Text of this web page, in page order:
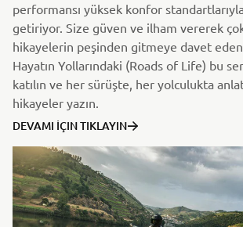
performansı yüksek konfor
getiriyor. Size güven ve ilham vererek
hikayelerin peşinden gitmeye davet
Hayatın Yollarındaki (Roads of Life) bu
katılın ve her sürüşte, her yolculukta
hikayeler yazın.
DEVAMI İÇIN TIKLAYIN